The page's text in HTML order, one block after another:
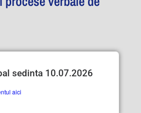
sedinta 10.07.2026
aici